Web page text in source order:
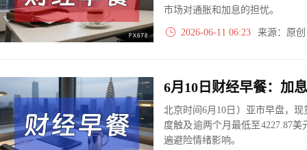
市场对通胀和加息的担忧。
2026-06-11 06:23 来源：原
北京时间6月10日）亚市早盘，
度触及逾两个月最低至4227.87
遍避险情绪影响。